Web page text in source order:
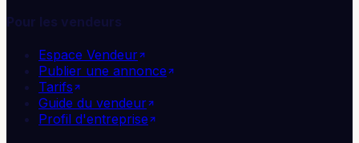
Pour les vendeurs
Espace Vendeur
Publier une annonce
Tarifs
Guide du vendeur
Profil d'entreprise